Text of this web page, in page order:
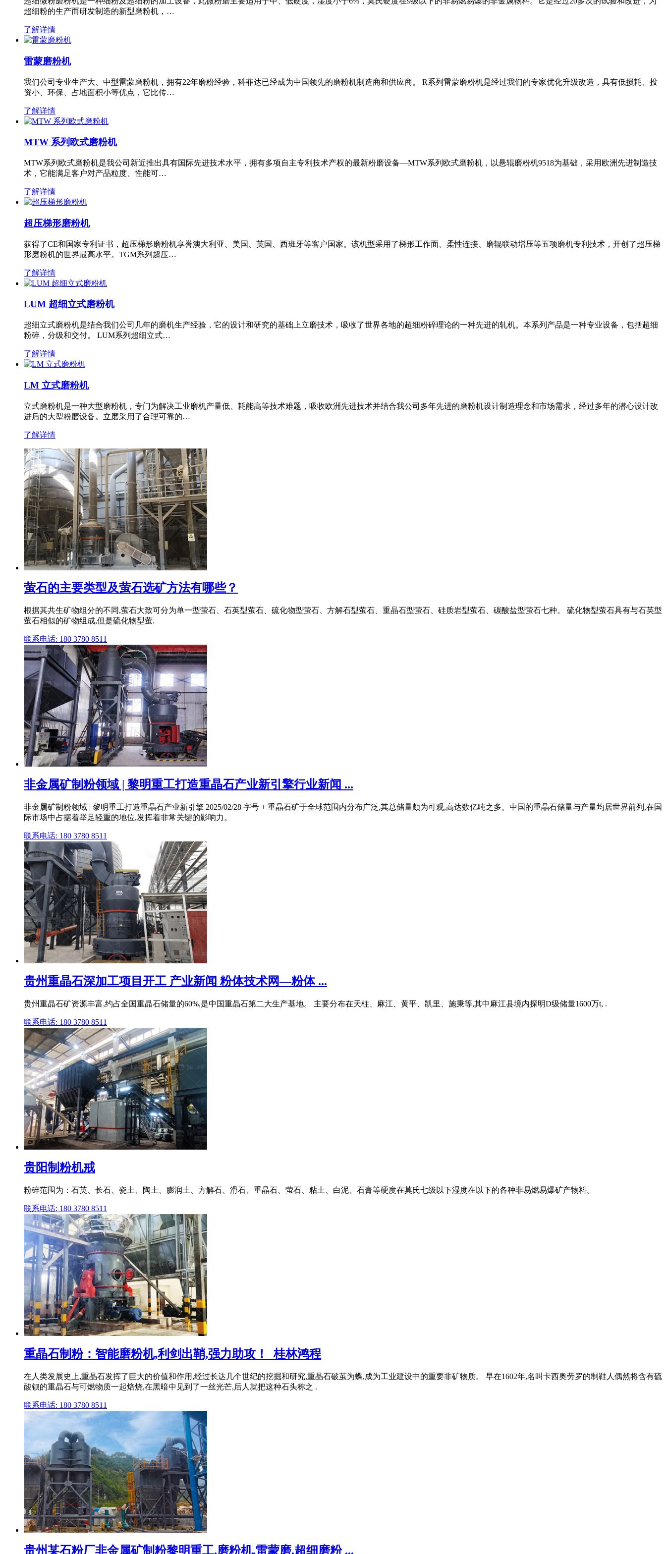
超细粉的生产而研发制造的新型磨粉机，…
了解详情
雷蒙磨粉机
我们公司专业生产大、中型雷蒙磨粉机，拥有22年磨粉经验，科菲达已经成为中国领先的磨粉机制造商和供应商。 R系列雷蒙磨粉机是经过我们的专家优化升级改造，具有低损耗、投
资小、环保、占地面积小等优点，它比传…
了解详情
MTW 系列欧式磨粉机
MTW系列欧式磨粉机是我公司新近推出具有国际先进技术水平，拥有多项自主专利技术产权的最新粉磨设备—MTW系列欧式磨粉机，以悬辊磨粉机9518为基础，采用欧洲先进制造技
术，它能满足客户对产品粒度、性能可…
了解详情
超压梯形磨粉机
获得了CE和国家专利证书，超压梯形磨粉机享誉澳大利亚、美国、英国、西班牙等客户国家。该机型采用了梯形工作面、柔性连接、磨辊联动增压等五项磨机专利技术，开创了超压梯
形磨粉机的世界最高水平。TGM系列超压…
了解详情
LUM 超细立式磨粉机
超细立式磨粉机是结合我们公司几年的磨机生产经验，它的设计和研究的基础上立磨技术，吸收了世界各地的超细粉碎理论的一种先进的轧机。本系列产品是一种专业设备，包括超细
粉碎，分级和交付。 LUM系列超细立式…
了解详情
LM 立式磨粉机
立式磨粉机是一种大型磨粉机，专门为解决工业磨机产量低、耗能高等技术难题，吸收欧洲先进技术并结合我公司多年先进的磨粉机设计制造理念和市场需求，经过多年的潜心设计改
进后的大型粉磨设备。立磨采用了合理可靠的…
了解详情
萤石的主要类型及萤石选矿方法有哪些？
根据其共生矿物组分的不同,萤石大致可分为单一型萤石、石英型萤石、硫化物型萤石、方解石型萤石、重晶石型萤石、硅质岩型萤石、碳酸盐型萤石七种。 硫化物型萤石具有与石英型
萤石相似的矿物组成,但是硫化物型萤.
联系电话: 180 3780 8511
非金属矿制粉领域 | 黎明重工打造重晶石产业新引擎行业新闻 ...
非金属矿制粉领域 | 黎明重工打造重晶石产业新引擎 2025/02/28 字号 + 重晶石矿于全球范围内分布广泛,其总储量颇为可观,高达数亿吨之多。中国的重晶石储量与产量均居世界前列,在国
际市场中占据着举足轻重的地位,发挥着非常关键的影响力。
联系电话: 180 3780 8511
贵州重晶石深加工项目开工 产业新闻 粉体技术网—粉体 ...
贵州重晶石矿资源丰富,约占全国重晶石储量的60%,是中国重晶石第二大生产基地。 主要分布在天柱、麻江、黄平、凯里、施秉等,其中麻江县境内探明D级储量1600万t, .
联系电话: 180 3780 8511
贵阳制粉机戒
粉碎范围为：石英、长石、瓷土、陶土、膨润土、方解石、滑石、重晶石、萤石、粘土、白泥、石膏等硬度在莫氏七级以下湿度在以下的各种非易燃易爆矿产物料。
联系电话: 180 3780 8511
重晶石制粉：智能磨粉机,利剑出鞘,强力助攻！_桂林鸿程
在人类发展史上,重晶石发挥了巨大的价值和作用,经过长达几个世纪的挖掘和研究,重晶石破茧为蝶,成为工业建设中的重要非矿物质。 早在1602年,名叫卡西奥劳罗的制鞋人偶然将含有硫
酸钡的重晶石与可燃物质一起焙烧,在黑暗中见到了一丝光芒,后人就把这种石头称之 .
联系电话: 180 3780 8511
贵州某石粉厂非金属矿制粉黎明重工,磨粉机,雷蒙磨,超细磨粉 ...